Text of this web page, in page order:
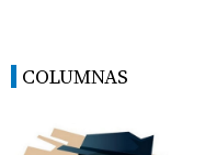
COLUMNAS